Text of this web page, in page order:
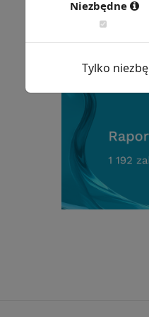
Chcesz
Niezbędne
Tylko